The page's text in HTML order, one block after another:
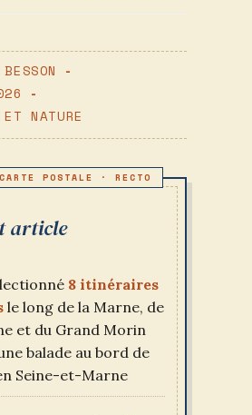
: NATURE
article
8 itinéraires
le long de la Marne, de
et du Grand Morin
balade au bord de
Seine-et-Marne